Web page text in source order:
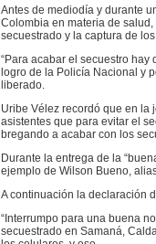
Antes de mediodía y durante
Colombia en materia de
secuestrado y la captura de
“Para acabar el secuestro hay
logro de la Policía Nacional y
liberado.
Uribe Vélez recordó que en la
asistentes que para evitar el
bregando a acabar con los
Durante la entrega de la
ejemplo de Wilson Bueno,
A continuación la declaración
“Interrumpo para una buena
secuestrado en Samaná,